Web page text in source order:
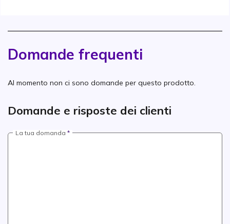
Domande frequenti
Al momento non ci sono domande per questo prodotto.
Domande e risposte dei clienti
La tua domanda